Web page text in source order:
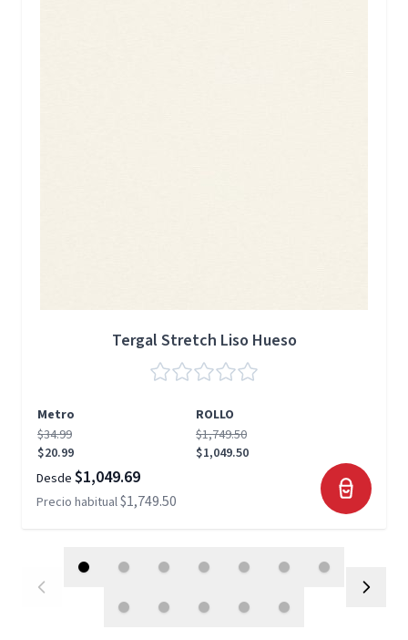
Tergal Stretch Liso Hueso
Metro
ROLLO
$34.99
$20.99
$1,749.50
$1,049.50
Desde $1,049.69
Precio habitual$1,749.50